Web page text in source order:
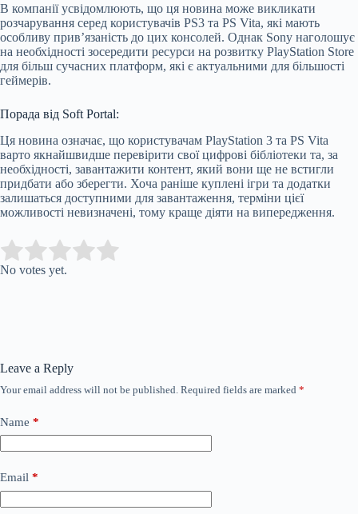
В компанії усвідомлюють, що ця новина може викликати
розчарування серед користувачів PS3 та PS Vita, які мають
особливу прив’язаність до цих консолей. Однак Sony наголошує
на необхідності зосередити ресурси на розвитку PlayStation Store
для більш сучасних платформ, які є актуальними для більшості
геймерів.
Порада від Soft Portal:
Ця новина означає, що користувачам PlayStation 3 та PS Vita
варто якнайшвидше перевірити свої цифрові бібліотеки та, за
необхідності, завантажити контент, який вони ще не встигли
придбати або зберегти. Хоча раніше куплені ігри та додатки
залишаться доступними для завантаження, терміни цієї
можливості невизначені, тому краще діяти на випередження.
Rate this item:
No votes yet.
Leave a Reply
Your email address will not be published. Required fields are marked *
Name *
Email *